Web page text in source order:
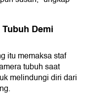
Demi
itu memaksa staf
tubuh saat
melindungi diri dari